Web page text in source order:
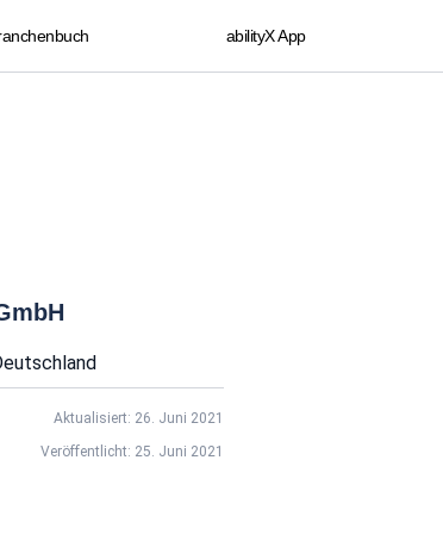
abilityX App
Aktualisiert: 26. Juni 2021
Veröffentlicht: 25. Juni 2021